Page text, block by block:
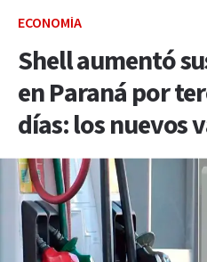
ECONOMÍA
Shell aumentó
en Paraná por
días: los nuevos